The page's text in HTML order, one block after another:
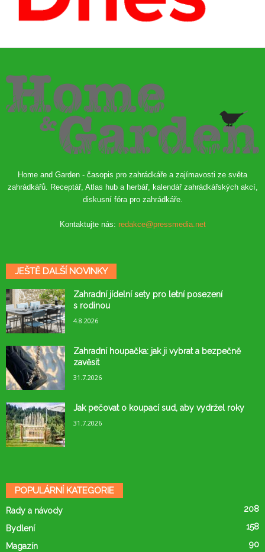
Home and Garden - časopis pro zahrádkáře a zajímavosti ze světa
zahrádkářů. Receptář, Atlas hub a herbář, kalendář zahrádkářských akcí,
diskusní fóra pro zahrádkáře.
Kontaktujte nás: redakce@pressmedia.net
JEŠTĚ DALŠÍ NOVINKY
Zahradní jídelní sety pro letní posezení
s rodinou
4.8.2026
Zahradní houpačka: jak ji vybrat a bezpečně
zavěsit
31.7.2026
Jak pečovat o koupací sud, aby vydržel roky
31.7.2026
POPULÁRNÍ KATEGORIE
Rady a návody 208
Bydlení 158
Magazín 90